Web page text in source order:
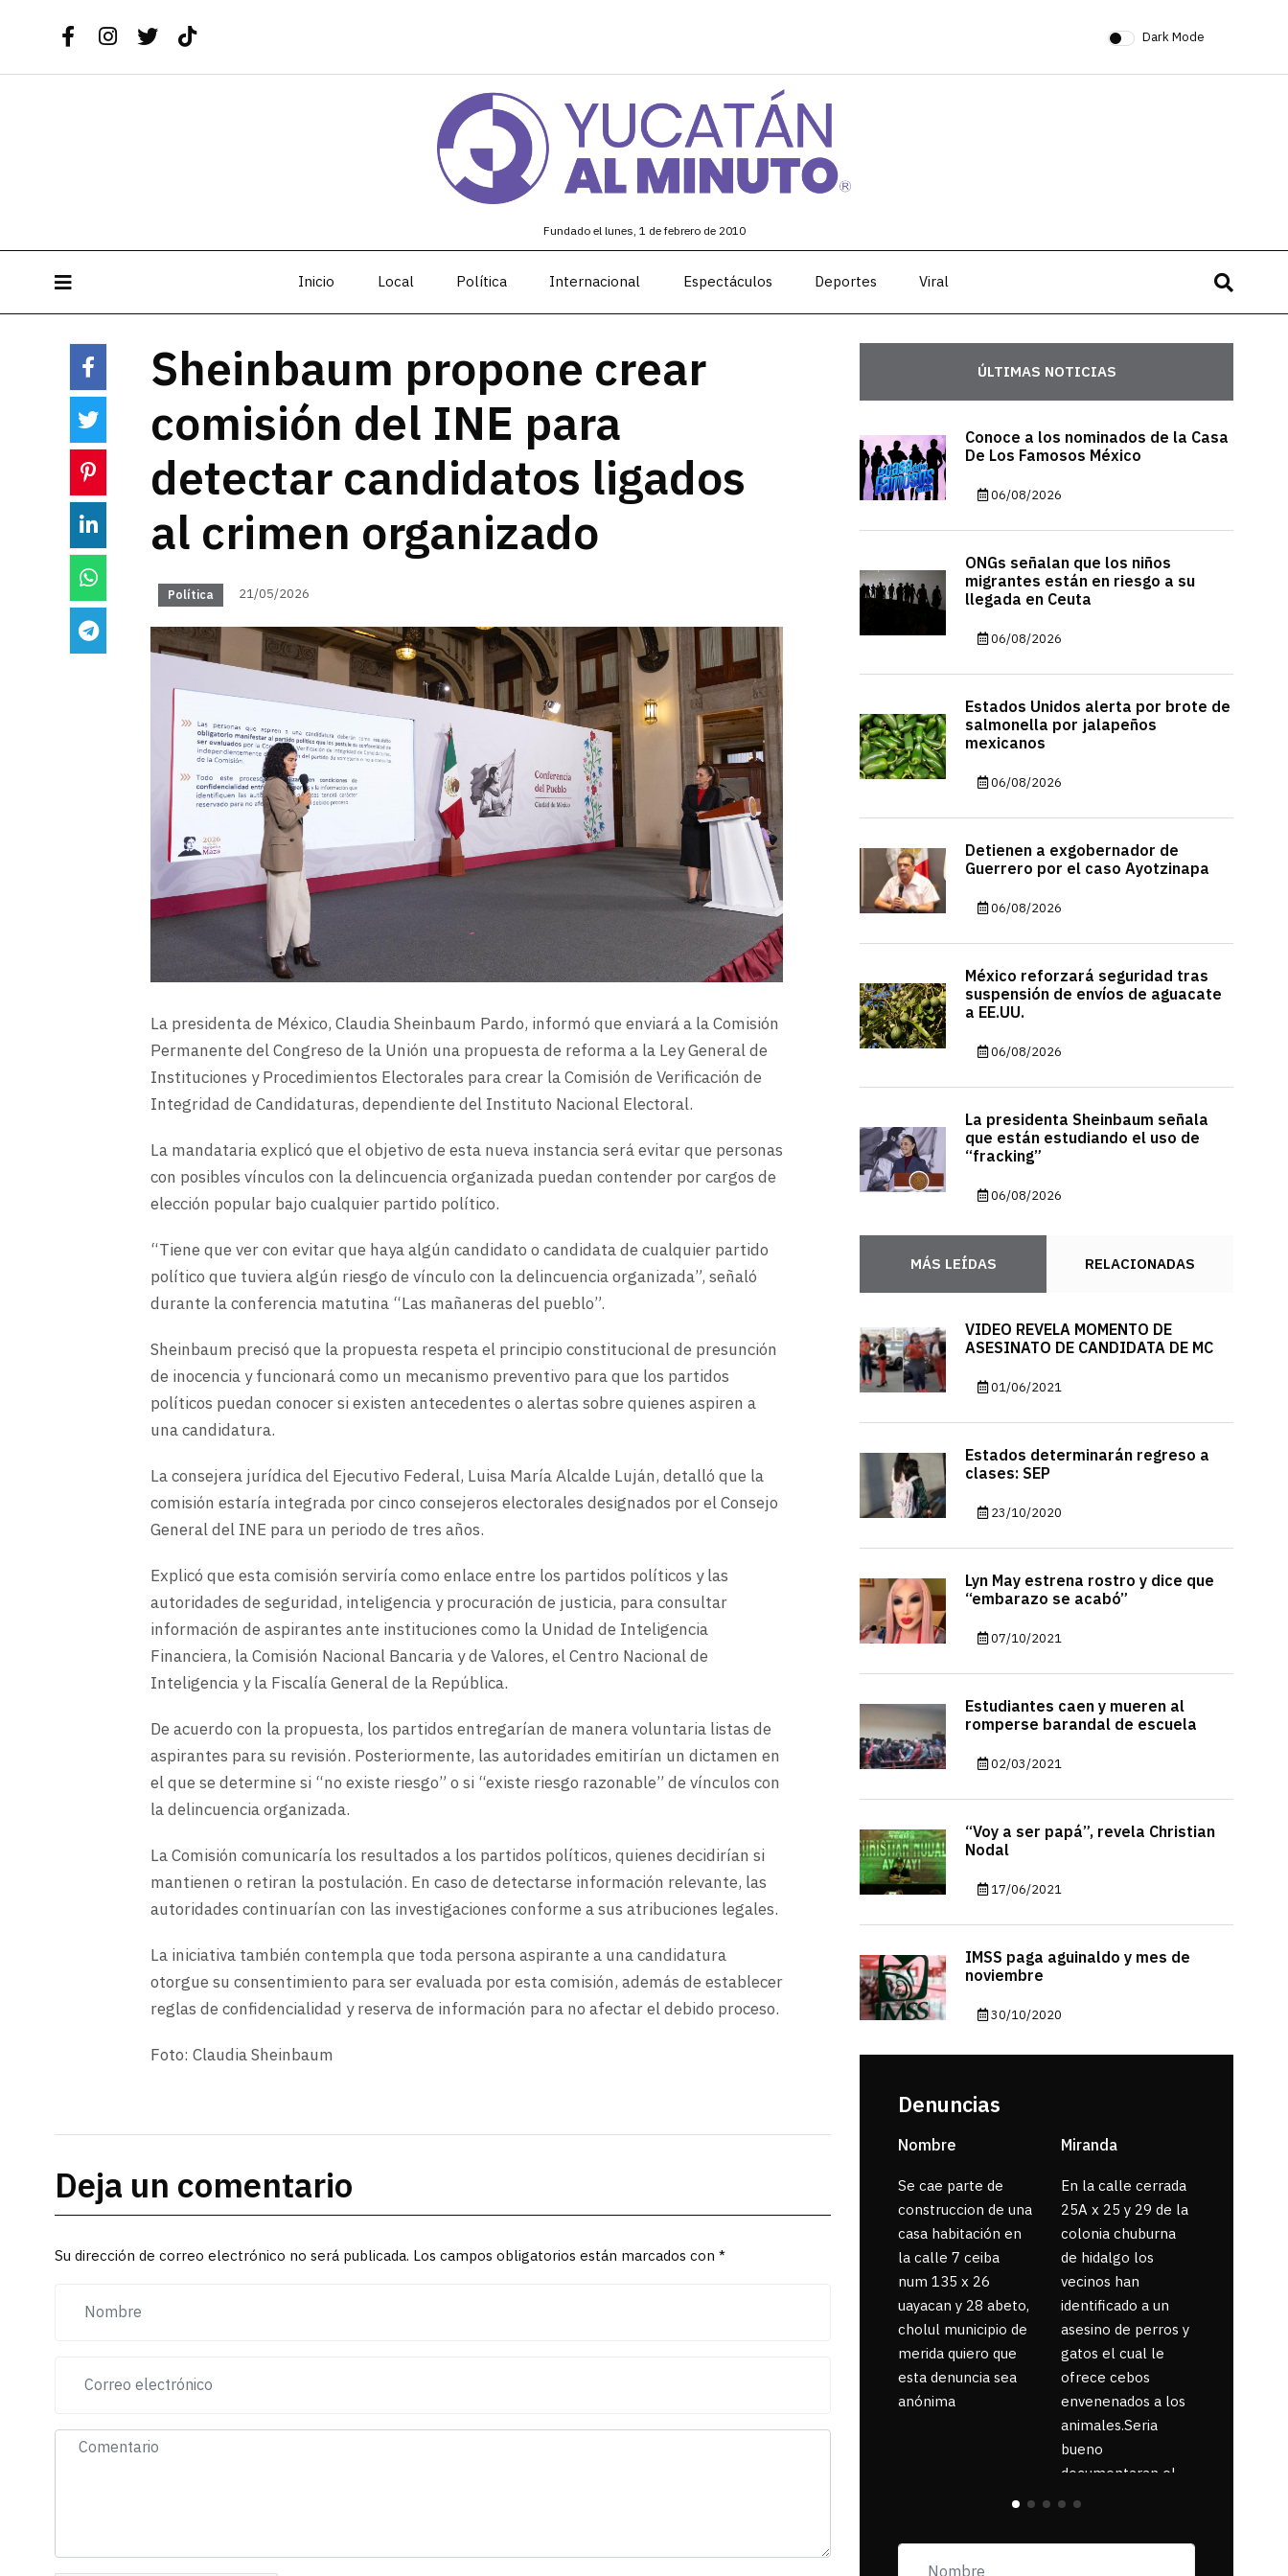
Dark Mode
Fundado el lunes, 1 de febrero de 2010
Inicio Local Política Internacional Espectáculos Deportes Viral
Sheinbaum propone crear
comisión del INE para
detectar candidatos ligados
al crimen organizado
Política 21/05/2026
La presidenta de México, Claudia Sheinbaum Pardo, informó que enviará a la Comisión
Permanente del Congreso de la Unión una propuesta de reforma a la Ley General de
Instituciones y Procedimientos Electorales para crear la Comisión de Verificación de
Integridad de Candidaturas, dependiente del Instituto Nacional Electoral.
La mandataria explicó que el objetivo de esta nueva instancia será evitar que personas
con posibles vínculos con la delincuencia organizada puedan contender por cargos de
elección popular bajo cualquier partido político.
“Tiene que ver con evitar que haya algún candidato o candidata de cualquier partido
político que tuviera algún riesgo de vínculo con la delincuencia organizada”, señaló
durante la conferencia matutina “Las mañaneras del pueblo”.
Sheinbaum precisó que la propuesta respeta el principio constitucional de presunción
de inocencia y funcionará como un mecanismo preventivo para que los partidos
políticos puedan conocer si existen antecedentes o alertas sobre quienes aspiren a
una candidatura.
La consejera jurídica del Ejecutivo Federal, Luisa María Alcalde Luján, detalló que la
comisión estaría integrada por cinco consejeros electorales designados por el Consejo
General del INE para un periodo de tres años.
Explicó que esta comisión serviría como enlace entre los partidos políticos y las
autoridades de seguridad, inteligencia y procuración de justicia, para consultar
información de aspirantes ante instituciones como la Unidad de Inteligencia
Financiera, la Comisión Nacional Bancaria y de Valores, el Centro Nacional de
Inteligencia y la Fiscalía General de la República.
De acuerdo con la propuesta, los partidos entregarían de manera voluntaria listas de
aspirantes para su revisión. Posteriormente, las autoridades emitirían un dictamen en
el que se determine si “no existe riesgo” o si “existe riesgo razonable” de vínculos con
la delincuencia organizada.
La Comisión comunicaría los resultados a los partidos políticos, quienes decidirían si
mantienen o retiran la postulación. En caso de detectarse información relevante, las
autoridades continuarían con las investigaciones conforme a sus atribuciones legales.
La iniciativa también contempla que toda persona aspirante a una candidatura
otorgue su consentimiento para ser evaluada por esta comisión, además de establecer
reglas de confidencialidad y reserva de información para no afectar el debido proceso.
Foto: Claudia Sheinbaum
Deja un comentario
Su dirección de correo electrónico no será publicada. Los campos obligatorios están marcados con *
ÚLTIMAS NOTICIAS
Conoce a los nominados de la Casa
De Los Famosos México
06/08/2026
ONGs señalan que los niños
migrantes están en riesgo a su
llegada en Ceuta
06/08/2026
Estados Unidos alerta por brote de
salmonella por jalapeños
mexicanos
06/08/2026
Detienen a exgobernador de
Guerrero por el caso Ayotzinapa
06/08/2026
México reforzará seguridad tras
suspensión de envíos de aguacate
a EE.UU.
06/08/2026
La presidenta Sheinbaum señala
que están estudiando el uso de
“fracking”
06/08/2026
MÁS LEÍDAS RELACIONADAS
VIDEO REVELA MOMENTO DE
ASESINATO DE CANDIDATA DE MC
01/06/2021
Estados determinarán regreso a
clases: SEP
23/10/2020
Lyn May estrena rostro y dice que
“embarazo se acabó”
07/10/2021
Estudiantes caen y mueren al
romperse barandal de escuela
02/03/2021
“Voy a ser papá”, revela Christian
Nodal
17/06/2021
IMSS paga aguinaldo y mes de
noviembre
30/10/2020
Denuncias
Nombre
Se cae parte de
construccion de una
casa habitación en
la calle 7 ceiba
num 135 x 26
uayacan y 28 abeto,
cholul municipio de
merida quiero que
esta denuncia sea
anónima
Miranda
En la calle cerrada
25A x 25 y 29 de la
colonia chuburna
de hidalgo los
vecinos han
identificado a un
asesino de perros y
gatos el cual le
ofrece cebos
envenenados a los
animales.Seria
bueno
documentaran el
suceso ya que la
pancartas de